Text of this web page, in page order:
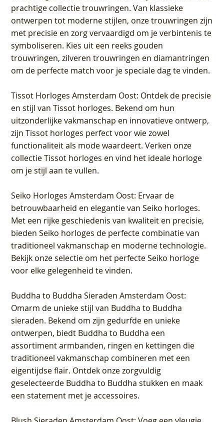
prachtige collectie trouwringen. Van klassieke
ontwerpen tot moderne stijlen, onze trouwringen zijn
met precisie en zorg vervaardigd om je verbintenis te
symboliseren. Kies uit een reeks gouden
trouwringen, zilveren trouwringen en diamantringen
om de perfecte match voor je speciale dag te vinden.
Tissot Horloges Amsterdam Oost: Ontdek de precisie
en stijl van Tissot horloges. Bekend om hun
uitzonderlijke vakmanschap en innovatieve ontwerp,
zijn Tissot horloges perfect voor wie zowel
functionaliteit als mode waardeert. Verken onze
collectie Tissot horloges en vind het ideale horloge
om je stijl aan te vullen.
Seiko Horloges Amsterdam Oost: Ervaar de
betrouwbaarheid en elegantie van Seiko horloges.
Met een rijke geschiedenis van kwaliteit en precisie,
bieden Seiko horloges de perfecte combinatie van
traditioneel vakmanschap en moderne technologie.
Bekijk onze selectie om het perfecte Seiko horloge
voor elke gelegenheid te vinden.
Buddha to Buddha Sieraden Amsterdam Oost:
Omarm de unieke stijl van Buddha to Buddha
sieraden. Bekend om zijn gedurfde en unieke
ontwerpen, biedt Buddha to Buddha een
assortiment armbanden, ringen en kettingen die
traditioneel vakmanschap combineren met een
eigentijdse flair. Ontdek onze zorgvuldig
geselecteerde Buddha to Buddha stukken en maak
een statement met je accessoires.